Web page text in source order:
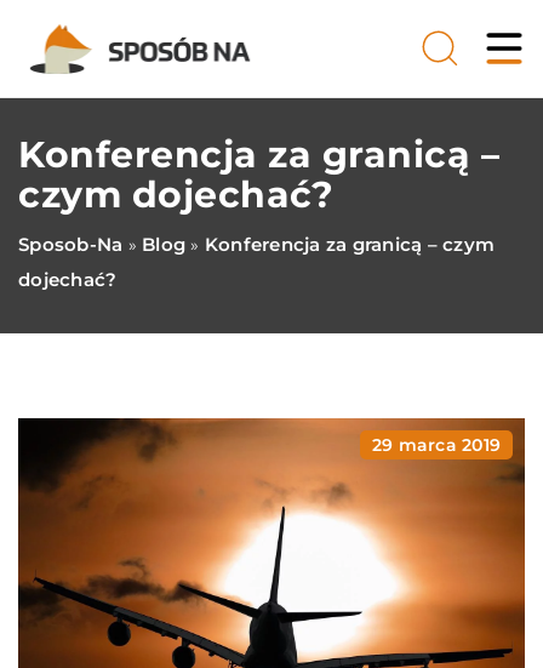
Konferencja za granicą –
czym dojechać?
Sposob-Na » Blog » Konferencja za granicą – czym
dojechać?
29 marca 2019